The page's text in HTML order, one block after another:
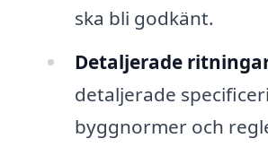
ska bli godkänt.
Detaljerade
detaljerade
byggnormer och